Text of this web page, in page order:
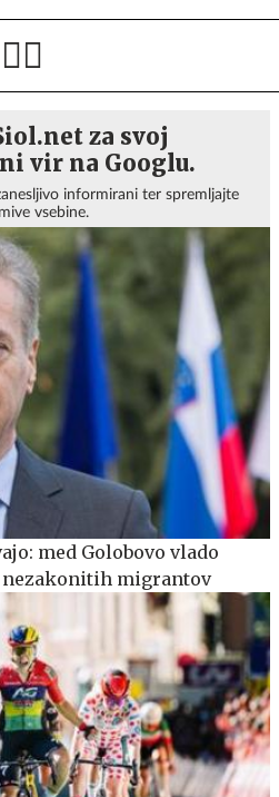
za svoj
vir na Googlu.
informirani ter spremljajte
vsebine.
med Golobovo vlado
migrantov